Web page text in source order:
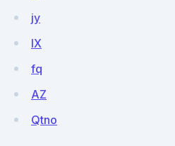
jy
IX
fq
AZ
Qtno